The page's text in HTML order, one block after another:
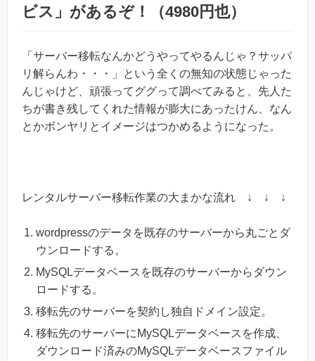
ビス」があるぞ！（4980円也）
「サーバー移転なんかどうやってやるんじゃ？サッパ
リ解らんわ・・・」という全くの無知の状態じゃった
んじゃけど、頑張ってググって調べてみると、先人た
ちが書き残してくれた情報が膨大にあったけん、なん
とかボンヤリとイメージはつかめるようになった。
レンタルサーバー移転作業の大まかな流れ ↓ ↓ ↓
wordpressのデータを既存のサーバーから丸ごとダ
ウンロードする。
MySQLデータベースを既存のサーバーからダウン
ロードする。
移転先のサーバーを契約し独自ドメイン設定。
移転先のサーバーにMySQLデータベースを作成、
ダウンロード済みのMySQLデータベースファイル